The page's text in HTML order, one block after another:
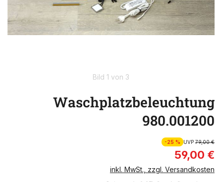
Bild 1 von 3
Waschplatzbeleuchtung
980.001200
-25 % UVP79,00 €
59,00 €
inkl. MwSt., zzgl. Versandkosten